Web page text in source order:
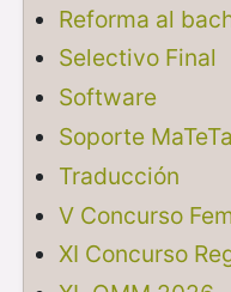
Reforma al
Selectivo Final
Software
Soporte
Traducción
V Concurso
XI Concurso